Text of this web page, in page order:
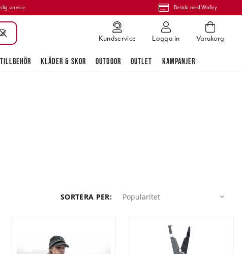
service Betala med Walley
Kundservice Logga in Varukorg
KLÄDER & SKOR OUTDOOR OUTLET KAMPANJER
SORTERA PER: Popularitet
Popularitet